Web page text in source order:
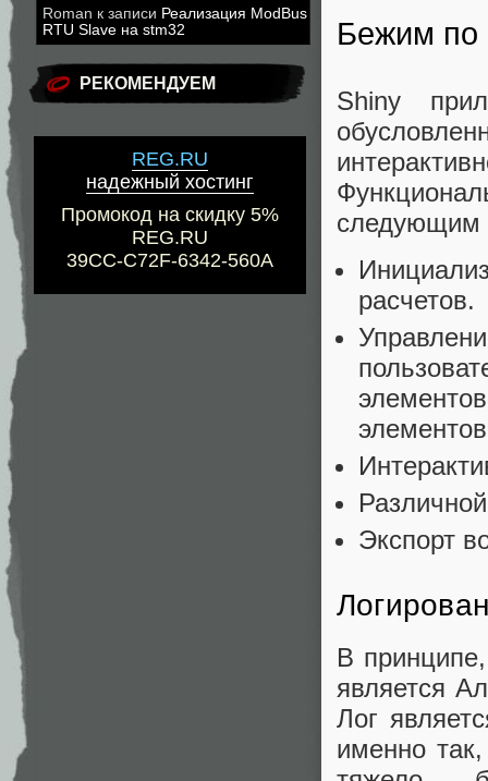
Roman к записи Реализация ModBus
RTU Slave на stm32
РЕКОМЕНДУЕМ
REG.RU
надежный хостинг
Промокод на скидку 5%
REG.RU
39CC-C72F-6342-560A
Бежим по
Shiny
следующим
расчетов.
Экспорт
В
является
Лог
именно